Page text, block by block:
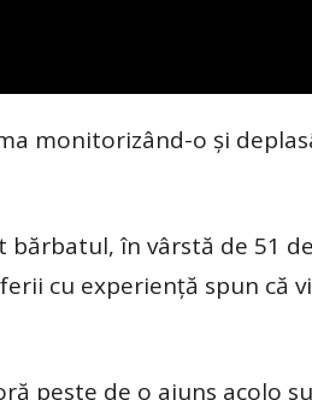
monitorizând-o şi
în vârstă de 51
cu experienţă spun că
peste de o ajuns acolo